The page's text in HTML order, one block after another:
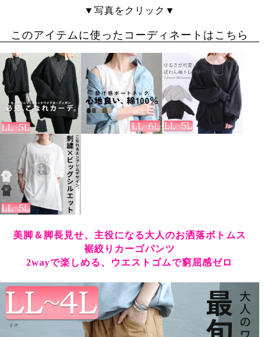
▼写真をクリック▼
このアイテムに使ったコーディネートはこちら
美脚＆脚長見せ、主役になる大人のお洒落ボトムス
裾絞りカーゴパンツ
2wayで楽しめる、ウエストゴムで窮屈感ゼロ